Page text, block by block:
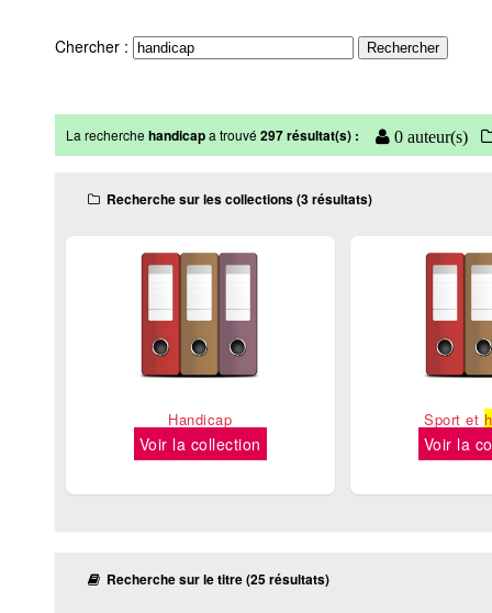
Chercher :
La recherchehandicapa trouvé297 résultat(s) : 0 auteur(s)
Recherche sur les collections (3 résultats)
Handicap
Voir la collection
Sport et
Voir la
Recherche sur le titre (25 résultats)